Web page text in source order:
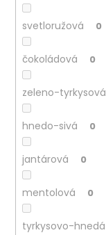
svetloružová 0
čokoládová 0
zeleno-tyrkysová
hnedo-sivá 0
jantárová 0
mentolová 0
tyrkysovo-hnedá